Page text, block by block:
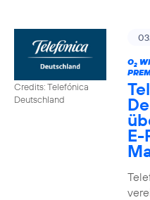
Credits: Telefónica
Deutschland
O2
E-